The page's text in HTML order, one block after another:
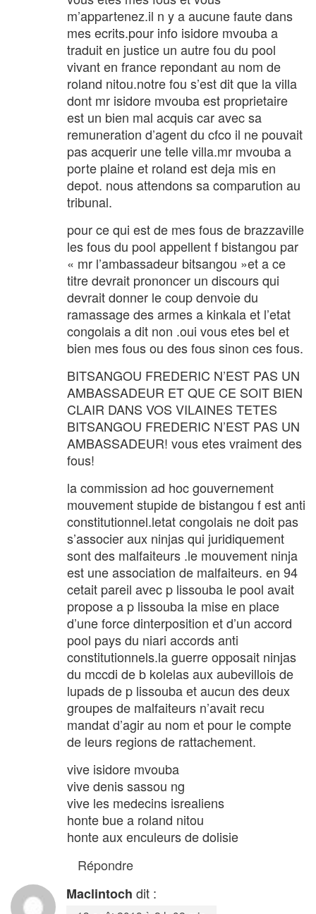
m’appartenez.il n y a aucune faute dans
mes ecrits.pour info isidore mvouba a
traduit en justice un autre fou du pool
vivant en france repondant au nom de
roland nitou.notre fou s’est dit que la villa
dont mr isidore mvouba est proprietaire
est un bien mal acquis car avec sa
remuneration d’agent du cfco il ne pouvait
pas acquerir une telle villa.mr mvouba a
porte plaine et roland est deja mis en
depot. nous attendons sa comparution au
tribunal.
pour ce qui est de mes fous de brazzaville
les fous du pool appellent f bistangou par
« mr l’ambassadeur bitsangou »et a ce
titre devrait prononcer un discours qui
devrait donner le coup denvoie du
ramassage des armes a kinkala et l’etat
congolais a dit non .oui vous etes bel et
bien mes fous ou des fous sinon ces fous.
BITSANGOU FREDERIC N’EST PAS UN
AMBASSADEUR ET QUE CE SOIT BIEN
CLAIR DANS VOS VILAINES TETES
BITSANGOU FREDERIC N’EST PAS UN
AMBASSADEUR! vous etes vraiment des
fous!
la commission ad hoc gouvernement
mouvement stupide de bistangou f est anti
constitutionnel.letat congolais ne doit pas
s’associer aux ninjas qui juridiquement
sont des malfaiteurs .le mouvement ninja
est une association de malfaiteurs. en 94
cetait pareil avec p lissouba le pool avait
propose a p lissouba la mise en place
d’une force dinterposition et d’un accord
pool pays du niari accords anti
constitutionnels.la guerre opposait ninjas
du mccdi de b kolelas aux aubevillois de
lupads de p lissouba et aucun des deux
groupes de malfaiteurs n’avait recu
mandat d’agir au nom et pour le compte
de leurs regions de rattachement.
vive isidore mvouba
vive denis sassou ng
vive les medecins isrealiens
honte bue a roland nitou
honte aux enculeurs de dolisie
Répondre
Maclintoch dit :